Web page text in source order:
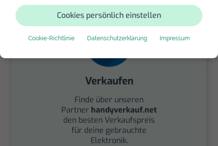
Cookies persönlich einstellen
Cookie-Richtlinie Datenschutzerklärung Impressum
Verkaufen
Finde über unseren
Partner handyverkauf.net
den besten Verkaufspreis
für deine gebrauchte
Elektronik.